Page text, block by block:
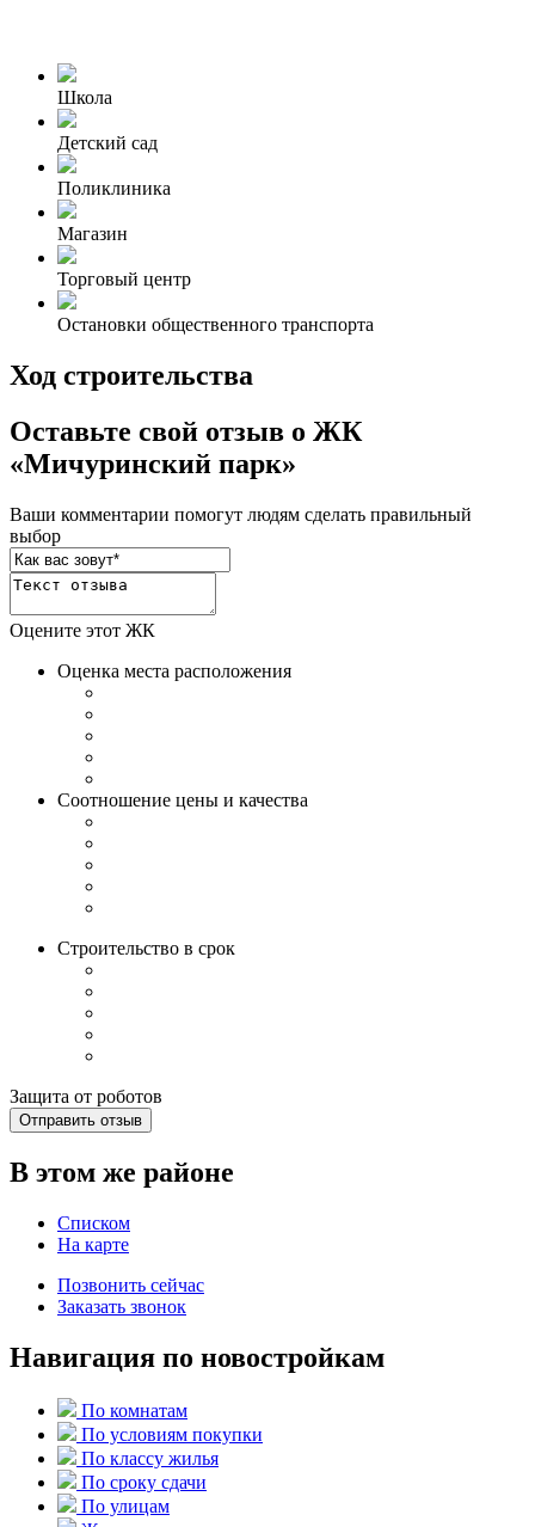
Школа
Детский сад
Поликлиника
Магазин
Торговый центр
Остановки общественного транспорта
Ход строительства
Оставьте свой отзыв о ЖК
«Мичуринский парк»
Ваши комментарии помогут людям сделать правильный
выбор
Оцените этот ЖК
Оценка места расположения
Соотношение цены и качества
Строительство в срок
Защита от роботов
Отправить отзыв
В этом же районе
Списком
На карте
Позвонить сейчас
Заказать звонок
Навигация по новостройкам
По комнатам
По условиям покупки
По классу жилья
По сроку сдачи
По улицам